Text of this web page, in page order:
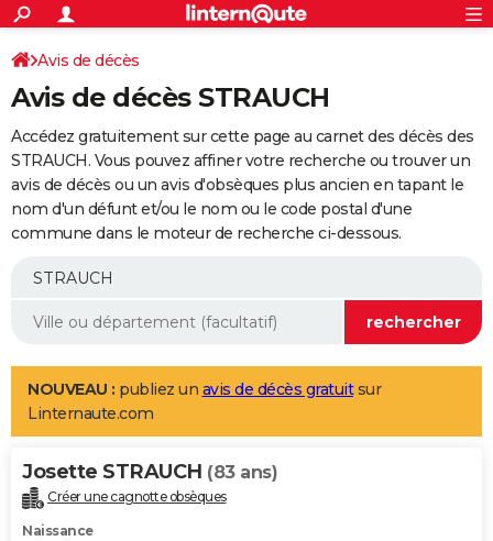
ACTUALITÉS
Politique
Société
Faits Divers
Education
Monde
Villes
+
SPORT
Coupe du monde 2026
Football
Tennis
Cyclisme
Rugby
Forum
Programme TV
TNT
Streaming
Cinéma
Sorties cinéma
Musique
+
FINANCE
Retraite
Epargne
Immobilier
Risques naturels par ville
Banque
Assurance
AUTO
Essais
Réserver un essai
Citadines
Berlines
SUV
Forum auto
+
Mobiles
Meilleur smartphone
Internet
Ordinateurs
Jeux vidéo
Guide high-tech
Aménagement intérieur
LIFESTYLE
Art de vivre
Bien-être
Loisirs
Mode
Modes de vie
Alimentation
Guide de la santé
Maladies
Médicaments
Sommeil
VOYAGE
Destinations
City break
Voyage nature
Voyage de noces
Forum
Climat
+PHOTO
Avis de décès
Avis de décès STRAUCH
Accédez gratuitement sur cette page au carnet des décès des
STRAUCH. Vous pouvez affiner votre recherche ou trouver un
avis de décès ou un avis d'obsèques plus ancien en tapant le
nom d'un défunt et/ou le nom ou le code postal d'une
commune dans le moteur de recherche ci-dessous.
NOUVEAU : publiez un avis de décès gratuitsur
Linternaute.com
Josette STRAUCH (83 ans)
Créer une cagnotte obsèques
Naissance